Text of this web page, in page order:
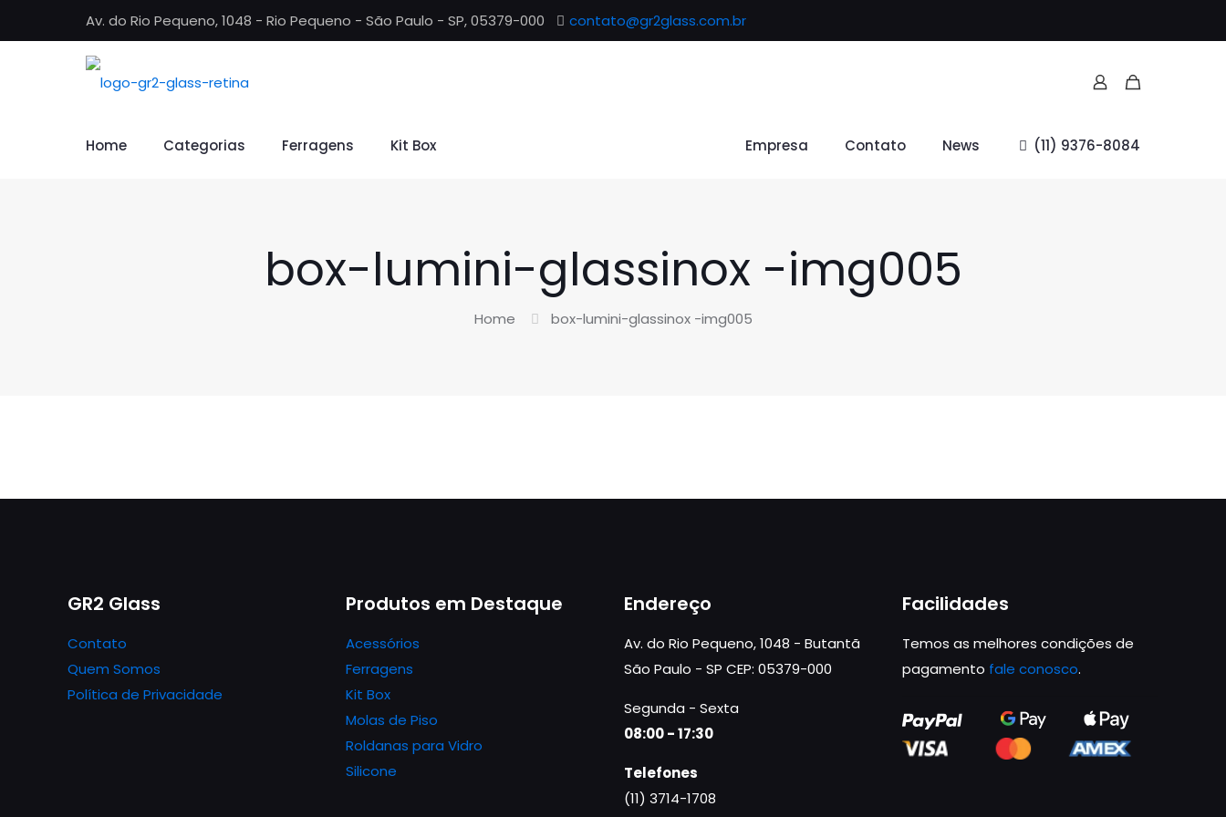
Av. do Rio Pequeno, 1048 - Rio Pequeno - São Paulo - SP, 05379-000 contato@gr2glass.com.br
Home Categorias Ferragens Kit Box Empresa Contato News (11) 9376-8084
box-lumini-glassinox -img005
Home box-lumini-glassinox -img005
GR2 Glass
Contato
Quem Somos
Política de Privacidade
Produtos em Destaque
Acessórios
Ferragens
Kit Box
Molas de Piso
Roldanas para Vidro
Silicone
Endereço
Av. do Rio Pequeno, 1048 - Butantã
São Paulo - SP CEP: 05379-000
Segunda - Sexta
08:00 - 17:30
Telefones
(11) 3714-1708
Facilidades
Temos as melhores condições de
pagamento fale conosco.